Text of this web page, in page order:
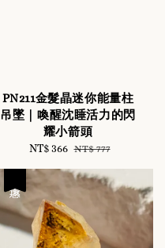
PN211金髮晶迷你能量柱
吊墜｜喚醒沈睡活力的閃
耀小箭頭
Sale
NT$ 366 Regular
NT$ 777